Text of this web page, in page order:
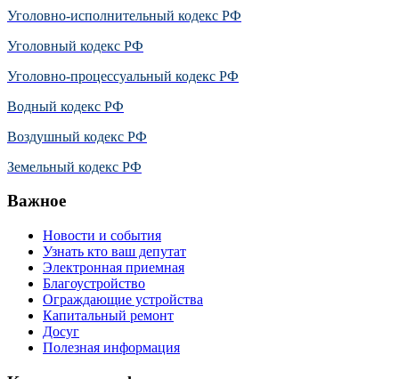
Уголовно-исполнительный кодекс РФ
Уголовный кодекс РФ
Уголовно-процессуальный кодекс РФ
Водный кодекс РФ
Воздушный кодекс РФ
Земельный кодекс РФ
Важное
Новости и события
Узнать кто ваш депутат
Электронная приемная
Благоустройство
Ограждающие устройства
Капитальный ремонт
Досуг
Полезная информация